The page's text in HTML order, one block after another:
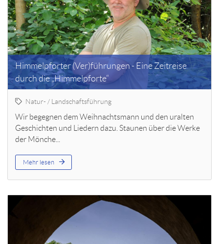
Himmelpforter (Ver)führungen - Eine Zeitreise
durch die „Himmelpforte“
Natur- / Landschaftsführung
Wir begegnen dem Weihnachtsmann und den uralten
Geschichten und Liedern dazu. Staunen über die Werke
der Mönche...
Mehr lesen